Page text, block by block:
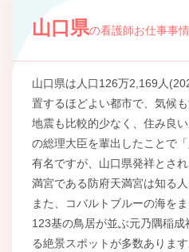
山口県の看護師お仕事事情
山口県は人口126万2,169人
置するほどよい都市で、気候
地震も比較的少なく、住み良
の総理大臣を輩出したことで
有名ですが、山口県発祥とさ
満宮である防府天満宮は知る
また、コバルトブルーの海を
123基の鳥居が並ぶ元乃隅稲
る絶景スポットが多数ありま